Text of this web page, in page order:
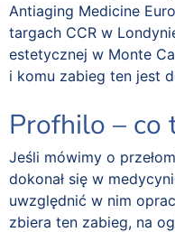
Antiaging Medicine
targach CCR w
estetycznej w Monte
i komu zabieg ten jest
Profhilo – co
Jeśli mówimy o
dokonał się w
uwzględnić w nim
zbiera ten zabieg, na